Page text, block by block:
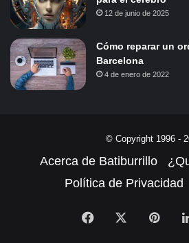
12 de junio de 2025
Cómo reparar un
Barcelona
4 de enero de 2022
© Copyright 1996 -
Acerca de Batiburrillo
Política de Privacidad
Facebook